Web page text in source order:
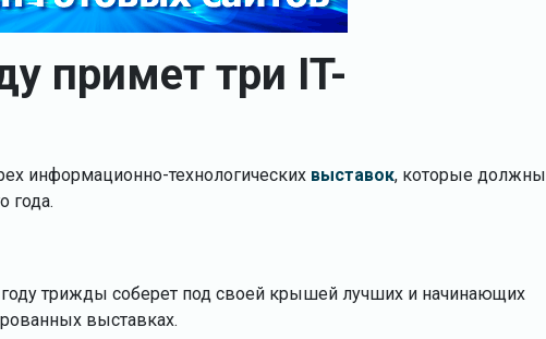
примет три IT-
информационно-технологических выставок, которые должны
года.
году трижды соберет под своей крышей лучших и начинающих
выставках.